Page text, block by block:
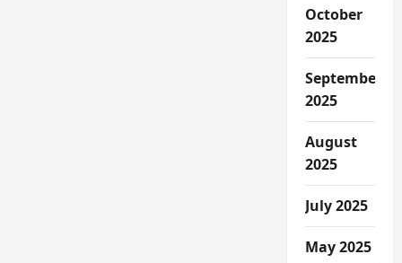
October
2025
September
2025
August
2025
July 2025
May 2025